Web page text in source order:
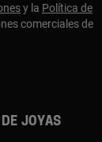
y la Política de
comerciales de
de joyas